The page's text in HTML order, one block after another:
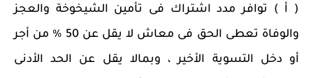
( أ ) توافر مدد اشتراك فى تأمين الشيخوخة والعجز
والوفاة تعطى الحق فى معاش لا يقل عن 50 % من أجر
أو دخل التسوية الأخير ، وبمالا يقل عن الحد الأدنى